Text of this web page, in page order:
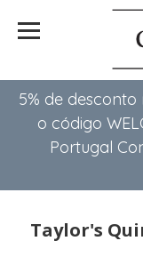
5% de
o código
Portugal
Taylor's